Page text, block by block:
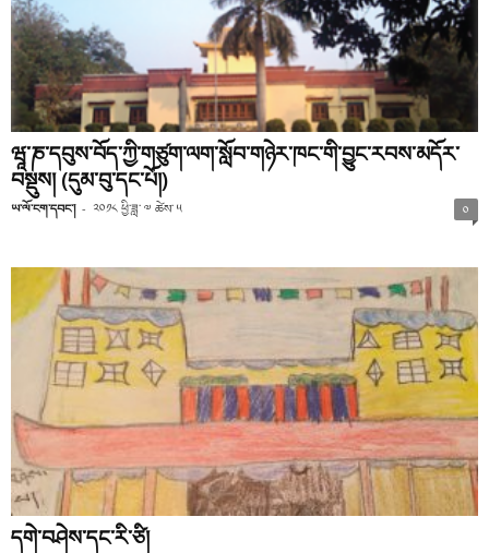
ཝཱ་ཎ་དབུས་བོད་ཀྱི་གཙུག་ལག་སློབ་གཉེར་ཁང་གི་བྱུང་རབས་མདོར་
བསྡུས། (དུམ་བུ་དང་པོ།)
ཡ་ལོ་ངག་དབང་། - ༢༠༡༨ ཕྱི་ཟླ་ ༧ ཚེས་ ༥ ༠
དགེ་བཤེས་དང་རི་ཙི།